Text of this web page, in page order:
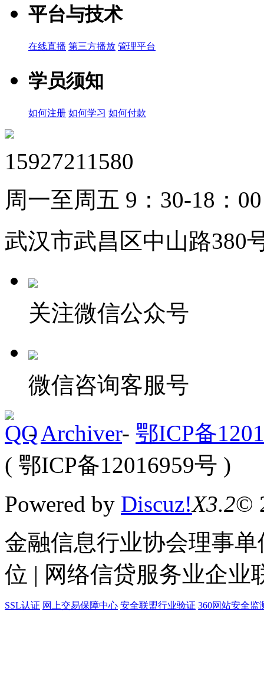
平台与技术
在线直播 第三方播放 管理平台
学员须知
如何注册 如何学习 如何付款
15927211580
周一至周五 9：30-18：00
武汉市武昌区中山路380
关注微信公众号
微信咨询客服号
- Archiver- 鄂ICP备
( 鄂ICP备12016959号 )
Powered by Discuz!X3.2©
金融信息行业协会理事
位 | 网络信贷服务业企业
SSL认证 网上交易保障中心 安全联盟行业验证 360网站安全监